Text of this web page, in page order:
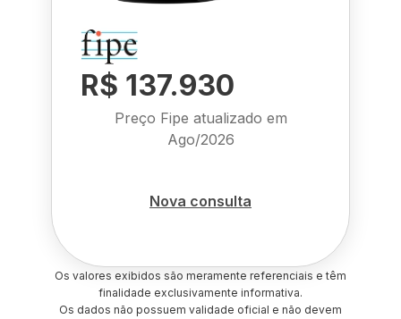
R$ 137.930
Preço Fipe atualizado em
Ago/2026
Nova consulta
Os valores exibidos são meramente referenciais e têm
finalidade exclusivamente informativa.
Os dados não possuem validade oficial e não devem